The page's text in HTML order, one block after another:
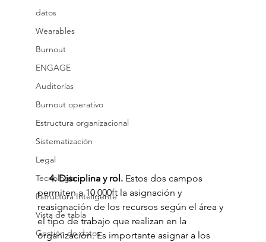
datos
Wearables
Burnout
ENGAGE
Auditorías
Burnout operativo
Estructura organizacional
Sistematización
Legal
Tecnología
Estructura Inteligente
Vista de tabla
Gestión de datos
     4. Disciplina y rol.
Estos dos campos
permiten a 10,000ft la asignación y
reasignación de los recursos según el área y
el tipo de trabajo que realizan en la
organización. Es importante asignar a los